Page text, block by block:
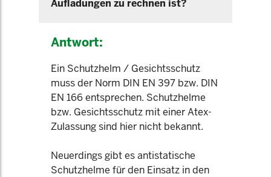
Aufladungen zu rechnen ist?
Antwort:
Ein Schutzhelm / Gesichtsschutz
muss der Norm DIN EN 397 bzw. DIN
EN 166 entsprechen. Schutzhelme
bzw. Gesichtsschutz mit einer Atex-
Zulassung sind hier nicht bekannt.
Neuerdings gibt es antistatische
Schutzhelme für den Einsatz in den